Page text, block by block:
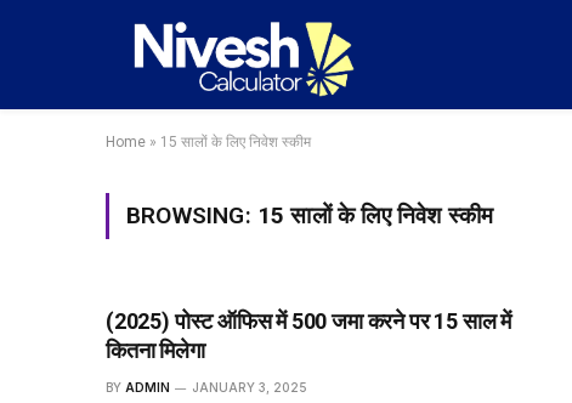
Home » 15 सालों के लिए निवेश स्कीम
BROWSING: 15 सालों के लिए निवेश स्कीम
(2025) पोस्ट ऑफिस में ₹500 जमा करने पर 15 साल में
कितना मिलेगा
BY ADMIN JANUARY 3, 2025